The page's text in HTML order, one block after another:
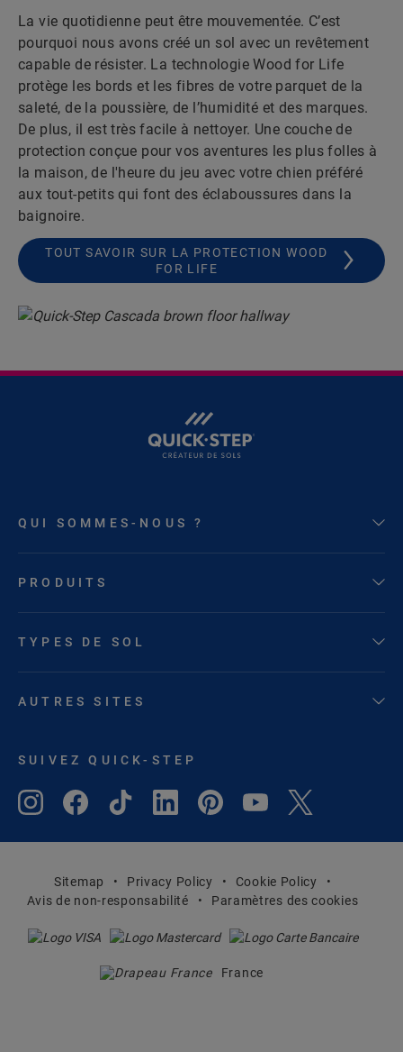
La vie quotidienne peut être mouvementée. C’est
pourquoi nous avons créé un sol avec un revêtement
capable de résister. La technologie Wood for Life
protège les bords et les fibres de votre parquet de la
saleté, de la poussière, de l’humidité et des marques.
De plus, il est très facile à nettoyer. Une couche de
protection conçue pour vos aventures les plus folles à
la maison, de l'heure du jeu avec votre chien préféré
aux tout-petits qui font des éclaboussures dans la
baignoire.
TOUT SAVOIR SUR LA PROTECTION WOOD
FOR LIFE
QUI SOMMES-NOUS ?
PRODUITS
TYPES DE SOL
AUTRES SITES
SUIVEZ QUICK-STEP
Sitemap Privacy Policy
Cookie Policy
Avis de non-responsabilité
Paramètres des cookies
France